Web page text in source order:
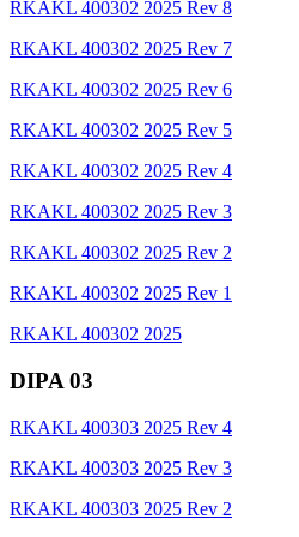
RKAKL 400302 2025 Rev 8
RKAKL 400302 2025 Rev 7
RKAKL 400302 2025 Rev 6
RKAKL 400302 2025 Rev 5
RKAKL 400302 2025 Rev 4
RKAKL 400302 2025 Rev 3
RKAKL 400302 2025 Rev 2
RKAKL 400302 2025 Rev 1
RKAKL 400302 2025
DIPA 03
RKAKL 400303 2025 Rev 4
RKAKL 400303 2025 Rev 3
RKAKL 400303 2025 Rev 2